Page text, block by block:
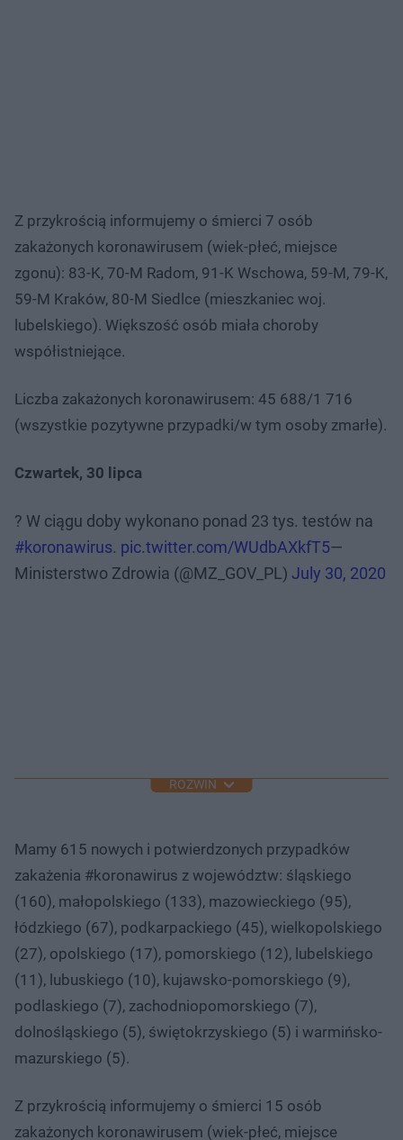
Z przykrością informujemy o śmierci 7 osób
zakażonych koronawirusem (wiek-płeć, miejsce
zgonu): 83-K, 70-M Radom, 91-K Wschowa, 59-M, 79-K,
59-M Kraków, 80-M Siedlce (mieszkaniec woj.
lubelskiego). Większość osób miała choroby
współistniejące.
Liczba zakażonych koronawirusem: 45 688/1 716
(wszystkie pozytywne przypadki/w tym osoby zmarłe).
Czwartek, 30 lipca
? W ciągu doby wykonano ponad 23 tys. testów na
#koronawirus. pic.twitter.com/WUdbAXkfT5—
Ministerstwo Zdrowia (@MZ_GOV_PL) July 30, 2020
ROZWIŃ
Mamy 615 nowych i potwierdzonych przypadków
zakażenia #koronawirus z województw: śląskiego
(160), małopolskiego (133), mazowieckiego (95),
łódzkiego (67), podkarpackiego (45), wielkopolskiego
(27), opolskiego (17), pomorskiego (12), lubelskiego
(11), lubuskiego (10), kujawsko-pomorskiego (9),
podlaskiego (7), zachodniopomorskiego (7),
dolnośląskiego (5), świętokrzyskiego (5) i warmińsko-
mazurskiego (5).
Z przykrością informujemy o śmierci 15 osób
zakażonych koronawirusem (wiek-płeć, miejsce